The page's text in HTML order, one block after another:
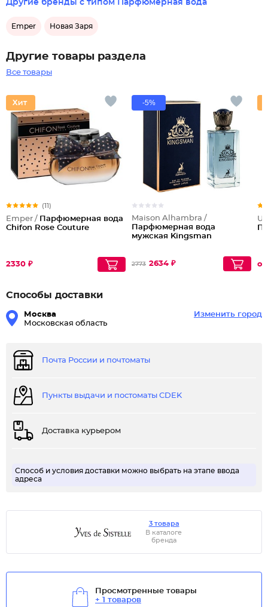
Другие бренды с типом Парфюмерная вода
Emper Новая Заря
Другие товары раздела
Все товары
(11)
Emper / Парфюмерная вода
Chifon Rose Couture
2330 ₽
-5%
Maison Alhambra /
Парфюмерная вода
мужская Kingsman
2773 2634 ₽ от
Способы доставки
Москва
Московская область
Изменить город
Почта России и почтоматы
Пункты выдачи и постоматы CDEK
Доставка курьером
Способ и условия доставки можно выбрать на этапе ввода
адреса
3 товара
В каталоге
бренда
Просмотренные товары
+ 1 товаров